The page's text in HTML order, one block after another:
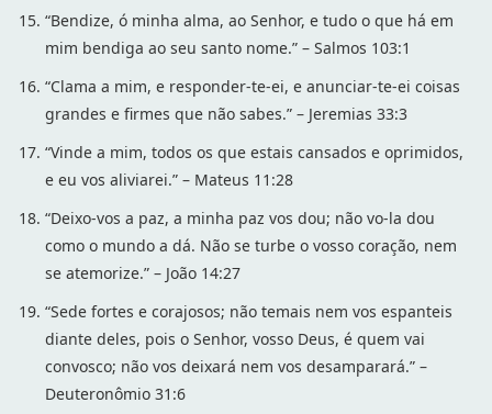
“Bendize, ó minha alma, ao Senhor, e tudo o que há em
mim bendiga ao seu santo nome.” – Salmos 103:1
“Clama a mim, e responder-te-ei, e anunciar-te-ei coisas
grandes e firmes que não sabes.” – Jeremias 33:3
“Vinde a mim, todos os que estais cansados e oprimidos,
e eu vos aliviarei.” – Mateus 11:28
“Deixo-vos a paz, a minha paz vos dou; não vo-la dou
como o mundo a dá. Não se turbe o vosso coração, nem
se atemorize.” – João 14:27
“Sede fortes e corajosos; não temais nem vos espanteis
diante deles, pois o Senhor, vosso Deus, é quem vai
convosco; não vos deixará nem vos desamparará.” –
Deuteronômio 31:6